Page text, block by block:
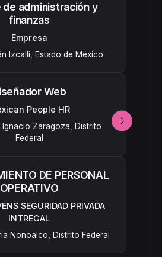
de administración y
finanzas
Empresa
Izcalli, Estado de México
Web
People HR
Ignacio Zaragoza, Distrito
Federal
DE PERSONAL
OPERATIVO
SEGURIDAD PRIVADA
INTREGAL
Nonoalco, Distrito Federal
Siguiente